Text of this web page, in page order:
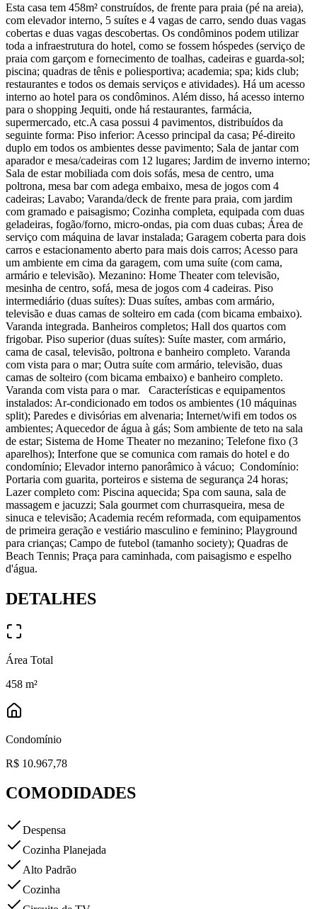
Esta casa tem 458m² construídos, de frente para praia (pé na areia),
com elevador interno, 5 suítes e 4 vagas de carro, sendo duas vagas
cobertas e duas vagas descobertas. Os condôminos podem utilizar
toda a infraestrutura do hotel, como se fossem hóspedes (serviço de
praia com garçom e fornecimento de toalhas, cadeiras e guarda-sol;
piscina; quadras de tênis e poliesportiva; academia; spa; kids club;
restaurantes e todos os demais serviços e atividades). Há um acesso
interno ao hotel para os condôminos. Além disso, há acesso interno
para o shopping Jequiti, onde há restaurantes, farmácia,
supermercado, etc.A casa possui 4 pavimentos, distribuídos da
seguinte forma: Piso inferior: Acesso principal da casa; Pé-direito
duplo em todos os ambientes desse pavimento; Sala de jantar com
aparador e mesa/cadeiras com 12 lugares; Jardim de inverno interno;
Sala de estar mobiliada com dois sofás, mesa de centro, uma
poltrona, mesa bar com adega embaixo, mesa de jogos com 4
cadeiras; Lavabo; Varanda/deck de frente para praia, com jardim
com gramado e paisagismo; Cozinha completa, equipada com duas
geladeiras, fogão/forno, micro-ondas, pia com duas cubas; Área de
serviço com máquina de lavar instalada; Garagem coberta para dois
carros e estacionamento aberto para mais dois carros; Acesso para
um ambiente em cima da garagem, com uma suíte (com cama,
armário e televisão). Mezanino: Home Theater com televisão,
mesinha de centro, sofá, mesa de jogos com 4 cadeiras. Piso
intermediário (duas suítes): Duas suítes, ambas com armário,
televisão e duas camas de solteiro em cada (com bicama embaixo).
Varanda integrada. Banheiros completos; Hall dos quartos com
frigobar. Piso superior (duas suítes): Suíte master, com armário,
cama de casal, televisão, poltrona e banheiro completo. Varanda
com vista para o mar; Outra suíte com armário, televisão, duas
camas de solteiro (com bicama embaixo) e banheiro completo.
Varanda com vista para o mar. Características e equipamentos
instalados: Ar-condicionado em todos os ambientes (10 máquinas
split); Paredes e divisórias em alvenaria; Internet/wifi em todos os
ambientes; Aquecedor de água à gás; Som ambiente de teto na sala
de estar; Sistema de Home Theater no mezanino; Telefone fixo (3
aparelhos); Interfone que se comunica com ramais do hotel e do
condomínio; Elevador interno panorâmico à vácuo; Condomínio:
Portaria com guarita, porteiros e sistema de segurança 24 horas;
Lazer completo com: Piscina aquecida; Spa com sauna, sala de
massagem e jacuzzi; Sala gourmet com churrasqueira, mesa de
sinuca e televisão; Academia recém reformada, com equipamentos
de primeira geração e vestiário masculino e feminino; Playground
para crianças; Campo de futebol (tamanho society); Quadras de
Beach Tennis; Praça para caminhada, com paisagismo e espelho
d'água.
DETALHES
Área Total
458 m²
Condomínio
R$ 10.967,78
COMODIDADES
Despensa
Cozinha Planejada
Alto Padrão
Cozinha